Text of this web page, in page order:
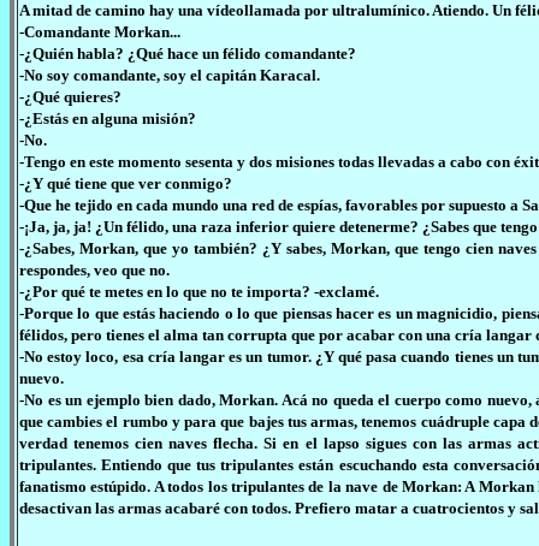
A mitad de camino hay una vídeollamada por ultralumínico. Atiendo. Un
-Comandante Morkan...
-¿Quién habla? ¿Qué hace un félido comandante?
-No soy comandante, soy el capitán Karacal.
-¿Qué quieres?
-¿Estás en alguna misión?
-No.
-Tengo en este momento sesenta y dos misiones todas llevadas a cabo con
-¿Y qué tiene que ver conmigo?
-Que he tejido en cada mundo una red de espías, favorables por supuesto a
-¡Ja, ja, ja! ¿Un félido, una raza inferior quiere detenerme? ¿Sabes que
-¿Sabes, Morkan, que yo también? ¿Y sabes, Morkan, que tengo cien
respondes, veo que no.
-¿Por qué te metes en lo que no te importa? -exclamé.
-Porque lo que estás haciendo o lo que piensas hacer es un magnicidio,
félidos, pero tienes el alma tan corrupta que por acabar con una cría langar
-No estoy loco, esa cría langar es un tumor. ¿Y qué pasa cuando tienes
nuevo.
-No es un ejemplo bien dado, Morkan. Acá no queda el cuerpo como
que cambies el rumbo y para que bajes tus armas, tenemos cuádruple
verdad tenemos cien naves flecha. Si en el lapso sigues con las armas
tripulantes. Entiendo que tus tripulantes están escuchando esta
fanatismo estúpido. A todos los tripulantes de la nave de Morkan: A
desactivan las armas acabaré con todos. Prefiero matar a cuatrocientos y